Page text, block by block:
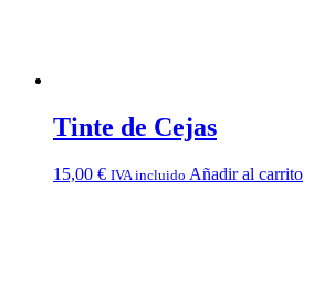
Tinte de Cejas
15,00 € IVA incluido Añadir al carrito